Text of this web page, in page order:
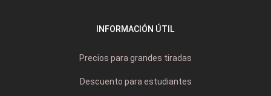
INFORMACIÓN ÚTIL
Precios para grandes tiradas
Descuento para estudiantes